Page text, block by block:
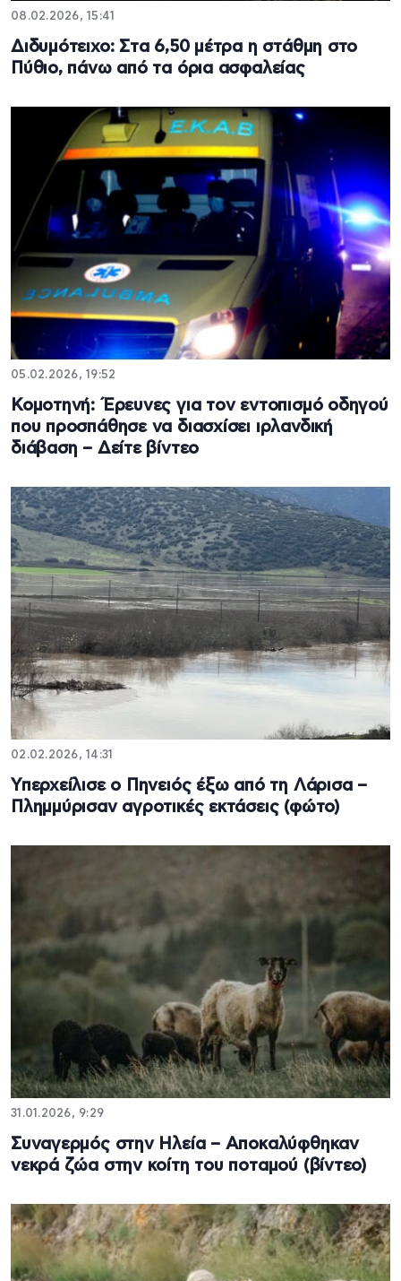
08.02.2026, 15:41
Διδυμότειχο: Στα 6,50 μέτρα η στάθμη στο
Πύθιο, πάνω από τα όρια ασφαλείας
05.02.2026, 19:52
Κομοτηνή: Έρευνες για τον εντοπισμό οδηγού
που προσπάθησε να διασχίσει ιρλανδική
διάβαση – Δείτε βίντεο
02.02.2026, 14:31
Υπερχείλισε ο Πηνειός έξω από τη Λάρισα –
Πλημμύρισαν αγροτικές εκτάσεις (φώτο)
31.01.2026, 9:29
Συναγερμός στην Ηλεία – Αποκαλύφθηκαν
νεκρά ζώα στην κοίτη του ποταμού (βίντεο)